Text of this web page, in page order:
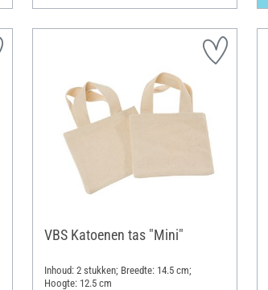
VBS Katoenen tas "Mini"
Inhoud: 2 stukken; Breedte: 14.5 cm;
Hoogte: 12.5 cm